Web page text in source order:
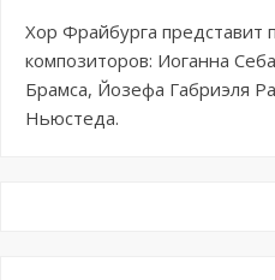
Хор Фрайбурга представит
композиторов: Иоганна
Брамса, Йозефа Габриэля
Ньюстеда.